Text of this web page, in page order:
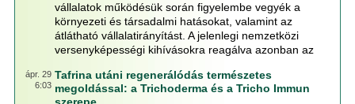
vállalatok működésük során figyelembe vegyék a
környezeti és társadalmi hatásokat, valamint az
átlátható vállalatirányítást. A jelenlegi nemzetközi
versenyképességi kihívásokra reagálva azonban az
ápr. 29
6:03
Tafrina utáni regenerálódás természetes
megoldással: a Trichoderma és a Tricho Immun